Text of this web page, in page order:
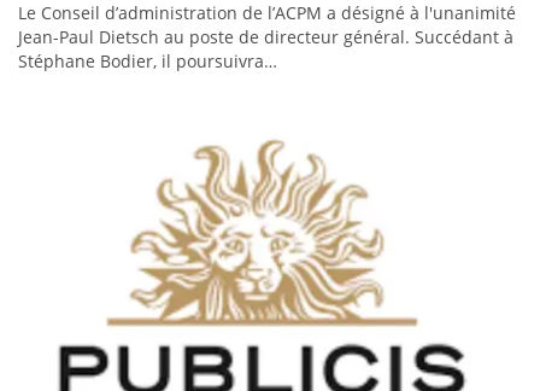
Le Conseil d’administration de l’ACPM a désigné à l'unanimité
Jean-Paul Dietsch au poste de directeur général. Succédant à
Stéphane Bodier, il poursuivra…